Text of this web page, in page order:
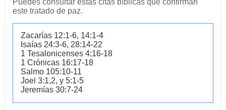
Puedes consultar estas citas bíblicas que confirman
este tratado de paz.
Zacarías 12:1-6, 14:1-4
Isaías 24:3-6, 28:14-22
1 Tesalonicenses 4:16-18
1 Crónicas 16:17-18
Salmo 105:10-11
Joel 3:1,2, y 5:1-5
Jeremías 30:7-24